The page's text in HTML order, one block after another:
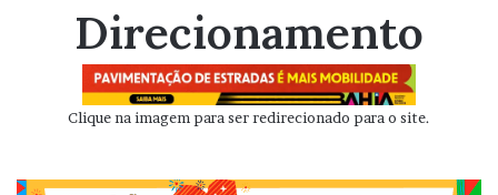
Direcionamento
Clique na imagem para ser redirecionado para o site.